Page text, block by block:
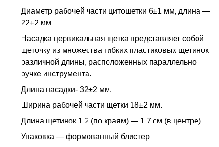
Диаметр рабочей части цитощетки 6±1 мм, длина —
22±2 мм.
Насадка цервикальная щетка представляет собой
щеточку из множества гибких пластиковых щетинок
различной длины, расположенных параллельно
ручке инструмента.
Длина насадки- 32±2 мм.
Ширина рабочей части щетки 18±2 мм.
Длина щетинок 1,2 (по краям) — 1,7 см (в центре).
Упаковка — формованный блистер